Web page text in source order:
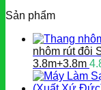
Sản phẩm
nhôm rút đôi
3.8m+3.8m